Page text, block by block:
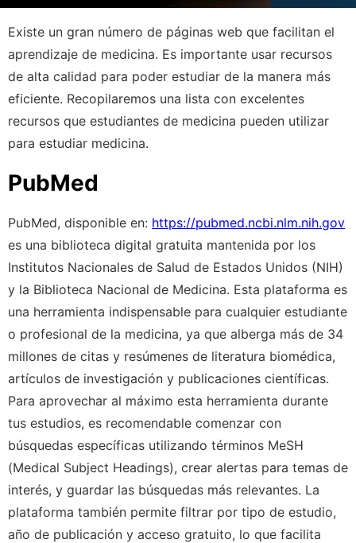
Existe un gran número de páginas web que facilitan el
aprendizaje de medicina. Es importante usar recursos
de alta calidad para poder estudiar de la manera más
eficiente. Recopilaremos una lista con excelentes
recursos que estudiantes de medicina pueden utilizar
para estudiar medicina.
PubMed
PubMed, disponible en: https://pubmed.ncbi.nlm.nih.gov
es una biblioteca digital gratuita mantenida por los
Institutos Nacionales de Salud de Estados Unidos (NIH)
y la Biblioteca Nacional de Medicina. Esta plataforma es
una herramienta indispensable para cualquier estudiante
o profesional de la medicina, ya que alberga más de 34
millones de citas y resúmenes de literatura biomédica,
artículos de investigación y publicaciones científicas.
Para aprovechar al máximo esta herramienta durante
tus estudios, es recomendable comenzar con
búsquedas específicas utilizando términos MeSH
(Medical Subject Headings), crear alertas para temas de
interés, y guardar las búsquedas más relevantes. La
plataforma también permite filtrar por tipo de estudio,
año de publicación y acceso gratuito, lo que facilita